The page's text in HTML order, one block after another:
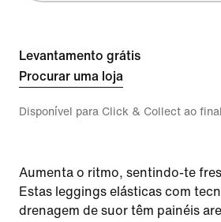
Levantamento grátis
Procurar uma loja
Disponível para Click & Collect ao
Aumenta o ritmo, sentindo-te
Estas leggings elásticas com
drenagem de suor têm painéis